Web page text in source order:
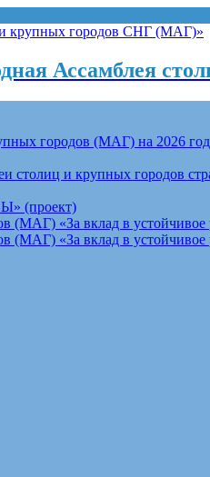
Ассамблея
городов (МАГ) на 2026 год
столиц и крупных городов
(проект)
«За вклад в
«За вклад в